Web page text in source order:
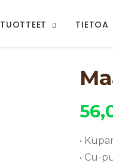
TUOTTEET TIETOA
•
• Cu-